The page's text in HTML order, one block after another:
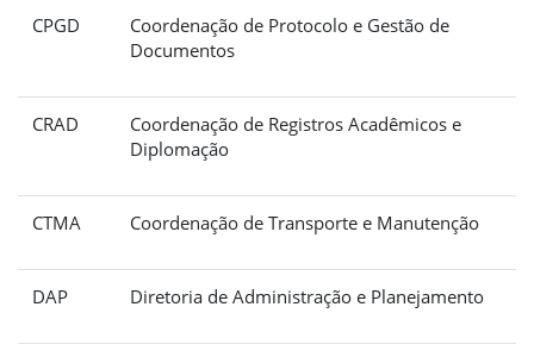
CPGD
Coordenação de Protocolo e Gestão de
Documentos
CRAD
Coordenação de Registros Acadêmicos e
Diplomação
CTMA Coordenação de Transporte e Manutenção
DAP Diretoria de Administração e Planejamento